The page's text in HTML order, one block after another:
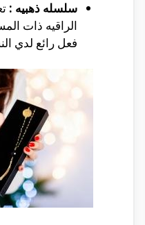
سلسله ذهبيه :
الراقيه ذات
فعل رائع لدي